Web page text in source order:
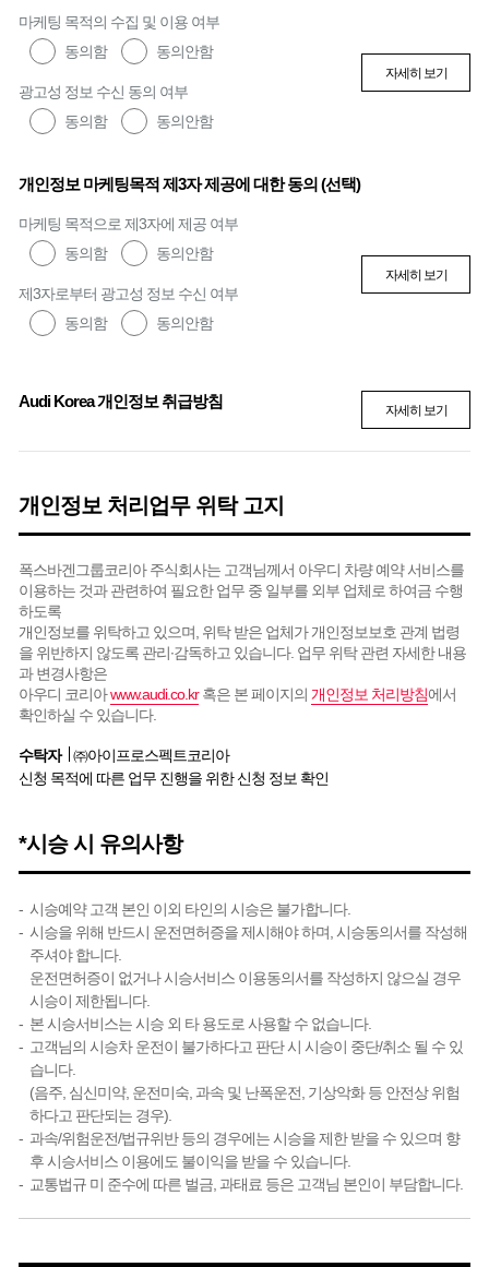
마케팅 목적의 수집 및 이용 여부
동의함
동의안함
광고성 정보 수신 동의 여부
동의함
동의안함
자세히 보기
개인정보 마케팅목적 제3자 제공에 대한 동의 (선택)
마케팅 목적으로 제3자에 제공 여부
동의함
동의안함
제3자로부터 광고성 정보 수신 여부
동의함
동의안함
자세히 보기
Audi Korea 개인정보 취급방침 자세히 보기
개인정보 처리업무 위탁 고지
폭스바겐그룹코리아 주식회사는 고객님께서 아우디 차량 예약 서비스를
이용하는 것과 관련하여 필요한 업무 중 일부를 외부 업체로 하여금 수행
하도록
개인정보를 위탁하고 있으며, 위탁 받은 업체가 개인정보보호 관계 법령
을 위반하지 않도록 관리∙감독하고 있습니다. 업무 위탁 관련 자세한 내용
과 변경사항은
아우디 코리아www.audi.co.kr혹은 본 페이지의 개인정보 처리방침에서
확인하실 수 있습니다.
수탁자
㈜아이프로스펙트코리아
신청 목적에 따른 업무 진행을 위한 신청 정보 확인
*시승 시 유의사항
시승예약 고객 본인 이외 타인의 시승은 불가합니다.
시승을 위해 반드시 운전면허증을 제시해야 하며, 시승동의서를 작성해
주셔야 합니다.
운전면허증이 없거나 시승서비스 이용동의서를 작성하지 않으실 경우
시승이 제한됩니다.
본 시승서비스는 시승 외 타 용도로 사용할 수 없습니다.
고객님의 시승차 운전이 불가하다고 판단 시 시승이 중단/취소 될 수 있
습니다.
(음주, 심신미약, 운전미숙, 과속 및 난폭운전, 기상악화 등 안전상 위험
하다고 판단되는 경우).
과속/위험운전/법규위반 등의 경우에는 시승을 제한 받을 수 있으며 향
후 시승서비스 이용에도 불이익을 받을 수 있습니다.
교통법규 미 준수에 따른 벌금, 과태료 등은 고객님 본인이 부담합니다.